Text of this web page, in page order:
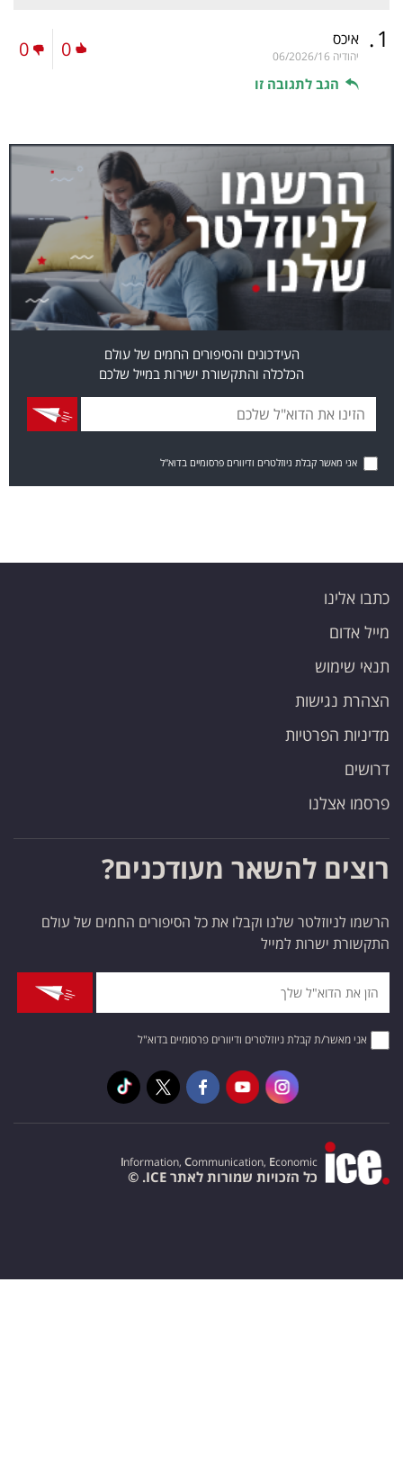
1
. איכס
יהודיה 06/2026/16
הגב לתגובה זו
0
0
העידכונים והסיפורים החמים של עולם
הכלכלה והתקשורת ישירות במייל שלכם
אני מאשר קבלת ניוזלטרים ודיוורים פרסומיים בדוא"ל
כתבו אלינו
מייל אדום
תנאי שימוש
הצהרת נגישות
מדיניות הפרטיות
דרושים
פרסמו אצלנו
רוצים להשאר מעודכנים?
הרשמו לניוזלטר שלנו וקבלו את כל הסיפורים החמים של עולם
התקשורת ישרות למייל
אני מאשר/ת קבלת ניוזלטרים ודיוורים פרסומיים בדוא"ל
Information, Communication, Economic
כל הזכויות שמורות לאתר ICE. ©